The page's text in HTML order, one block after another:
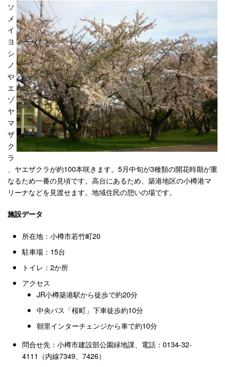
ソ
メ
イ
ヨ
シ
ノ
や
エ
ゾ
ヤ
マ
ザ
ク
ラ
、ヤエザクラが約100本咲きます。5月中旬が3種類の開花時期が重
なるため一番の見頃です。高台にあるため、築港地区の小樽港マ
リーナなどを見渡せます。地域住民の憩いの場です。
施設データ
所在地：小樽市若竹町20
駐車場：15台
トイレ：2か所
アクセス
JR小樽築港駅から徒歩で約20分
中央バス「桜町」下車徒歩約10分
朝里インターチェンジから車で約10分
問合せ先：小樽市建設部公園緑地課、電話：0134-32-
4111（内線7349、7426）